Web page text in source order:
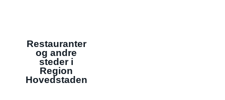
Restauranter
og andre
steder i
Region
Hovedstaden